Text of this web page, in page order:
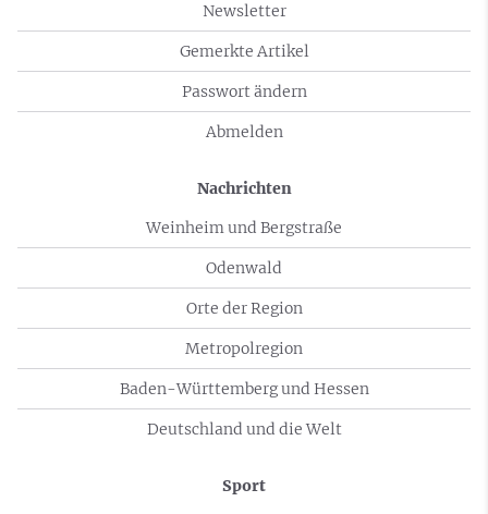
Newsletter
Gemerkte Artikel
Passwort ändern
Abmelden
Nachrichten
Weinheim und Bergstraße
Odenwald
Orte der Region
Metropolregion
Baden-Württemberg und Hessen
Deutschland und die Welt
Sport